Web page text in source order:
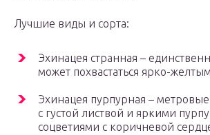
Лучшие виды и сорта:
Эхинацея странная –
может похвастаться ярко-
Эхинацея пурпурная –
с густой листвой и яркими
соцветиями с коричневой